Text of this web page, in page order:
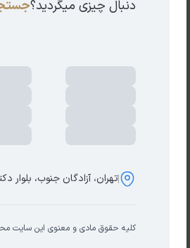
دنبال چیزی میگردید؟
تهران، آزادگان جنوب، بلوار
کلیه حقوق مادی و معنوی این سایت